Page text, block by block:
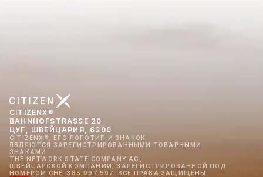
CITIZENX®
BAHNHOFSTRASSE 20
ЦУГ, ШВЕЙЦАРИЯ, 6300
CITIZENX®, ЕГО ЛОГОТИП И ЗНАЧОК
ЯВЛЯЮТСЯ ЗАРЕГИСТРИРОВАННЫМИ ТОВАРНЫМИ
ЗНАКАМИ
THE NETWORK STATE COMPANY AG,
ШВЕЙЦАРСКОЙ КОМПАНИИ, ЗАРЕГИСТРИРОВАННОЙ ПОД
НОМЕРОМ CHE-385.997.597. ВСЕ ПРАВА ЗАЩИЩЕНЫ.